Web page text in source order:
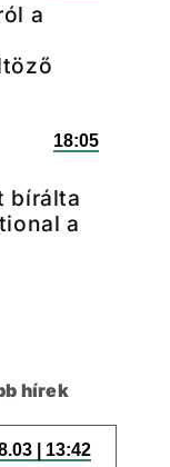
a
18:05
bírálta
a
hírek
| 13:42